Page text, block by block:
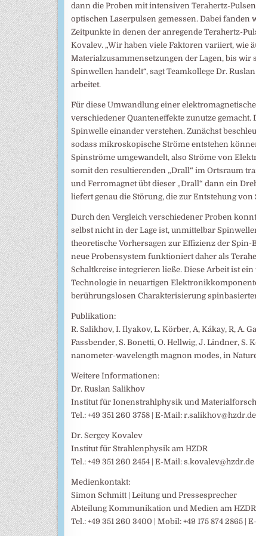
dann die Proben mit intensiven Terahertz-
optischen Laserpulsen gemessen. Dabei
Zeitpunkte in denen der anregende Terahertz-
Kovalev. „Wir haben viele Faktoren variiert, wie
Materialzusammensetzungen der Lagen, bis wir
Spinwellen handelt“, sagt Teamkollege Dr.
arbeitet.
Für diese Umwandlung einer
verschiedener Quanteneffekte zunutze
Spinwelle einander verstehen. Zunächst
sodass mikroskopische Ströme entstehen
Spinströme umgewandelt, also Ströme von
somit den resultierenden „Drall“ im Ortsraum
und Ferromagnet übt dieser „Drall“ dann ein
liefert genau die Störung, die zur Entstehung
Durch den Vergleich verschiedener Proben
selbst nicht in der Lage ist, unmittelbar
theoretische Vorhersagen zur Effizienz der
neue Probensystem funktioniert daher als
Schaltkreise integrieren ließe. Diese Arbeit ist
Technologie in neuartigen
berührungslosen Charakterisierung
Publikation:
R. Salikhov, I. Ilyakov, L. Körber, A, Kákay, R, A.
Fassbender, S. Bonetti, O. Hellwig, J. Lindner,
nanometer-wavelength magnon modes, in
Weitere Informationen:
Dr. Ruslan Salikhov
Institut für Ionenstrahlphysik und
Tel.: +49 351 260 3758 | E-Mail: r.salikhov@hzdr.de
Dr. Sergey Kovalev
Institut für Strahlenphysik am HZDR
Tel.: +49 351 260 2454 | E-Mail: s.kovalev@hzdr.de
Medienkontakt:
Simon Schmitt | Leitung und Pressesprecher
Abteilung Kommunikation und Medien am HZDR
Tel.: +49 351 260 3400 | Mobil: +49 175 874 2865 |